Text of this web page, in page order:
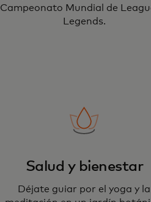
Campeonato Mundial de
Legends.
Salud y bienestar
Déjate guiar por el yoga y la